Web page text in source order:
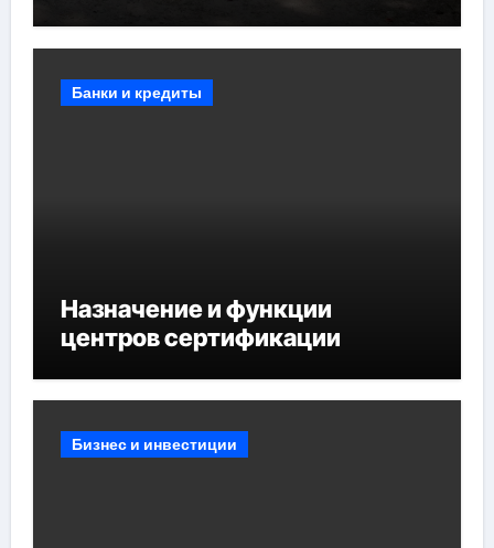
мероприятий и обустройства
Банки и кредиты
Назначение и функции
центров сертификации
Бизнес и инвестиции